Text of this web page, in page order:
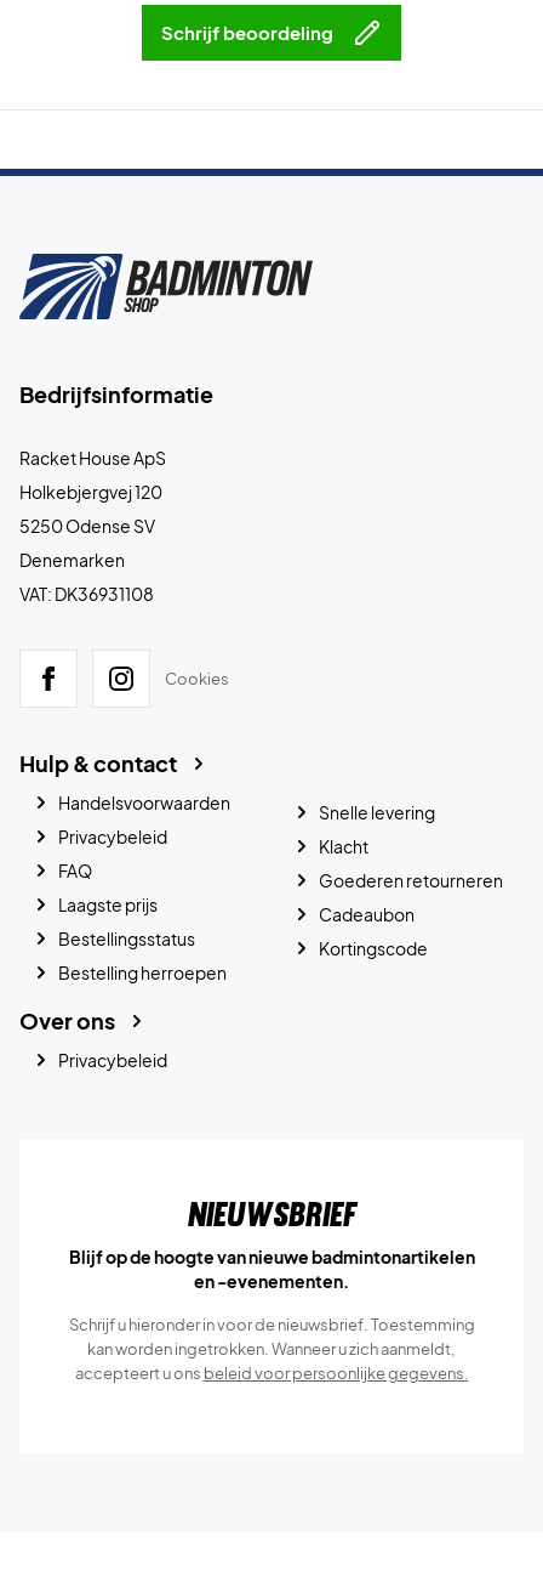
Schrijf beoordeling
Bedrijfsinformatie
Racket House ApS
Holkebjergvej 120
5250 Odense SV
Denemarken
VAT: DK36931108
Cookies
Hulp & contact
Handelsvoorwaarden
Privacybeleid
FAQ
Laagste prijs
Bestellingsstatus
Bestelling herroepen
Snelle levering
Klacht
Goederen retourneren
Cadeaubon
Kortingscode
Over ons
Privacybeleid
Nieuwsbrief
Blijf op de hoogte van nieuwe badmintonartikelen
en -evenementen.
Schrijf u hieronder in voor de nieuwsbrief. Toestemming
kan worden ingetrokken. Wanneer u zich aanmeldt,
accepteert u ons beleid voor persoonlijke gegevens.